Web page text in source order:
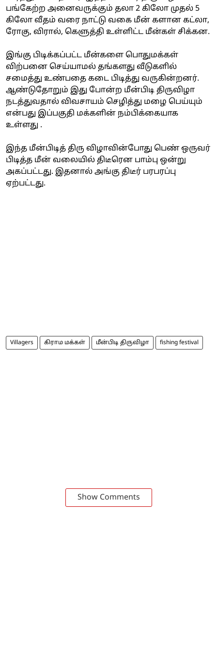
பங்கேற்ற அனைவருக்கும் தலா 2 கிலோ முதல் 5
கிலோ வீதம் வரை நாட்டு வகை மீன் களான கட்லா,
ரோகு, விரால், கெளுத்தி உள்ளிட்ட மீன்கள் சிக்கன.
இங்கு பிடிக்கப்பட்ட மீன்களை பொதுமக்கள்
விற்பனை செய்யாமல் தங்களது வீடுகளில்
சமைத்து உண்பதை கடை பிடித்து வருகின்றனர்.
ஆண்டுதோறும் இது போன்ற மீன்பிடி திருவிழா
நடத்துவதால் விவசாயம் செழித்து மழை பெய்யும்
என்பது இப்பகுதி மக்களின் நம்பிக்கையாக
உள்ளது .
இந்த மீன்பிடித் திரு விழாவின்போது பெண் ஒருவர்
பிடித்த மீன் வலையில் திடீரென பாம்பு ஒன்று
அகப்பட்டது. இதனால் அங்கு திடீர் பரபரப்பு
ஏற்பட்டது.
Villagers கிராம மக்கள் மீன்பிடி திருவிழா fishing festival
Show Comments